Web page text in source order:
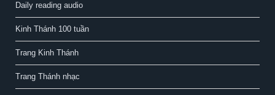
Daily reading audio
Kinh Thánh 100 tuần
Trang Kinh Thánh
Trang Thánh nhạc